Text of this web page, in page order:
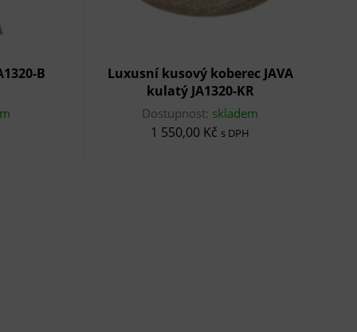
B
Luxusní kusový koberec JAVA
kulatý JA1320-KR
Dostupnost: skladem
1 550,00 Kč s DPH